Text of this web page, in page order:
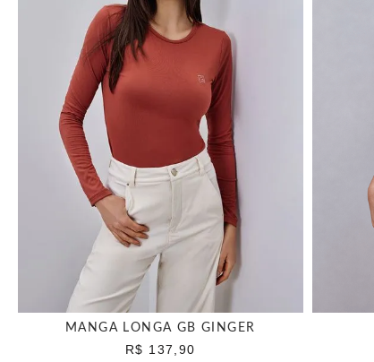
MANGA LONGA GB GINGER
R$ 137,90